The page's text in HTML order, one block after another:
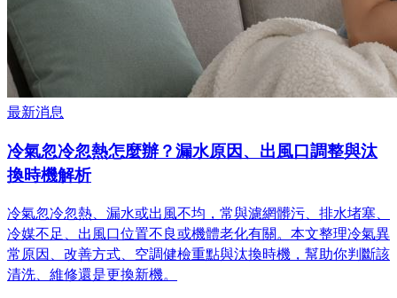
最新消息
冷氣忽冷忽熱怎麼辦？漏水原因、出風口調整與汰
換時機解析
冷氣忽冷忽熱、漏水或出風不均，常與濾網髒污、排水堵塞、
冷媒不足、出風口位置不良或機體老化有關。本文整理冷氣異
常原因、改善方式、空調健檢重點與汰換時機，幫助你判斷該
清洗、維修還是更換新機。